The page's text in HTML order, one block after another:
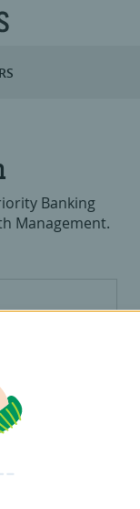
Banking
Management.